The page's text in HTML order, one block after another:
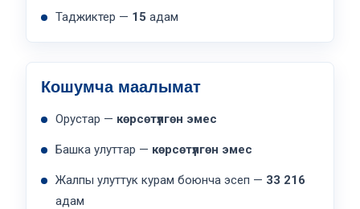
Таджиктер — 15 адам
Кошумча маалымат
Орустар — көрсөтүлгөн эмес
Башка улуттар — көрсөтүлгөн эмес
Жалпы улуттук курам боюнча эсеп — 33 216
адам